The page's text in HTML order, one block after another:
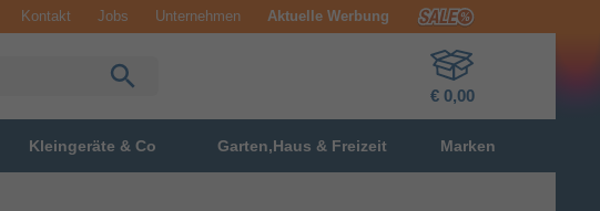
Kontakt Jobs Unternehmen Aktuelle Werbung
€ 0,00
Kleingeräte & Co Garten,Haus & Freizeit Marken